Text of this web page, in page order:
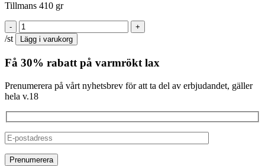
Tillmans 410 gr
/st Lägg i varukorg
Få 30% rabatt på varmrökt lax
Prenumerera på vårt nyhetsbrev för att ta del av erbjudandet, gäller
hela v.18